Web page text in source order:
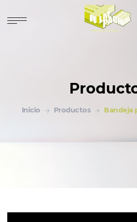
Inicio Productos Bandeja